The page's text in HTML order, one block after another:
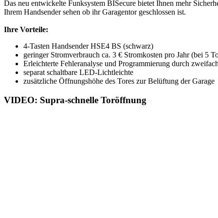
Das neu entwickelte Funksystem BISecure bietet Ihnen mehr
Ihrem Handsender sehen ob ihr Garagentor geschlossen ist.
Ihre Vorteile:
4-Tasten Handsender HSE4 BS (schwarz)
geringer Stromverbrauch ca. 3 € Stromkosten pro Jahr (bei 5
Erleichterte Fehleranalyse und Programmierung durch
separat schaltbare LED-Lichtleichte
zusätzliche Öffnungshöhe des Tores zur Belüftung der Garage
VIDEO: Supra-schnelle Toröffnung